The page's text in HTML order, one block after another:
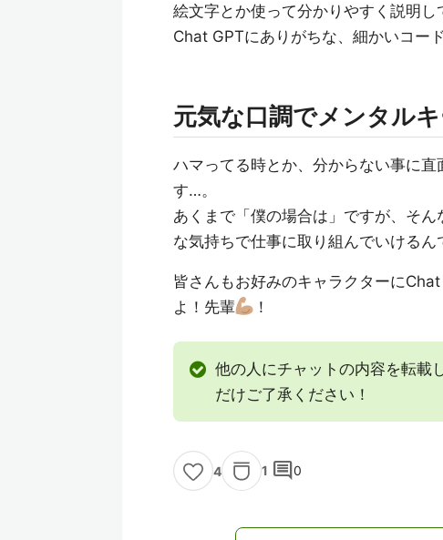
絵文字とか使って分かりやすく説明し
Chat GPTにありがちな、細かいコー
元気な口調でメンタル
ハマってる時とか、分からない事に
す…。
あくまで「僕の場合は」ですが、そ
な気持ちで仕事に取り組んでいけるん
皆さんもお好みのキャラクターに
よ！先輩
！
他の人にチャットの内容を転載
だけご了承ください！
4 1 comment0